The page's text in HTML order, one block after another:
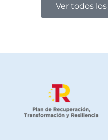
Ver todos